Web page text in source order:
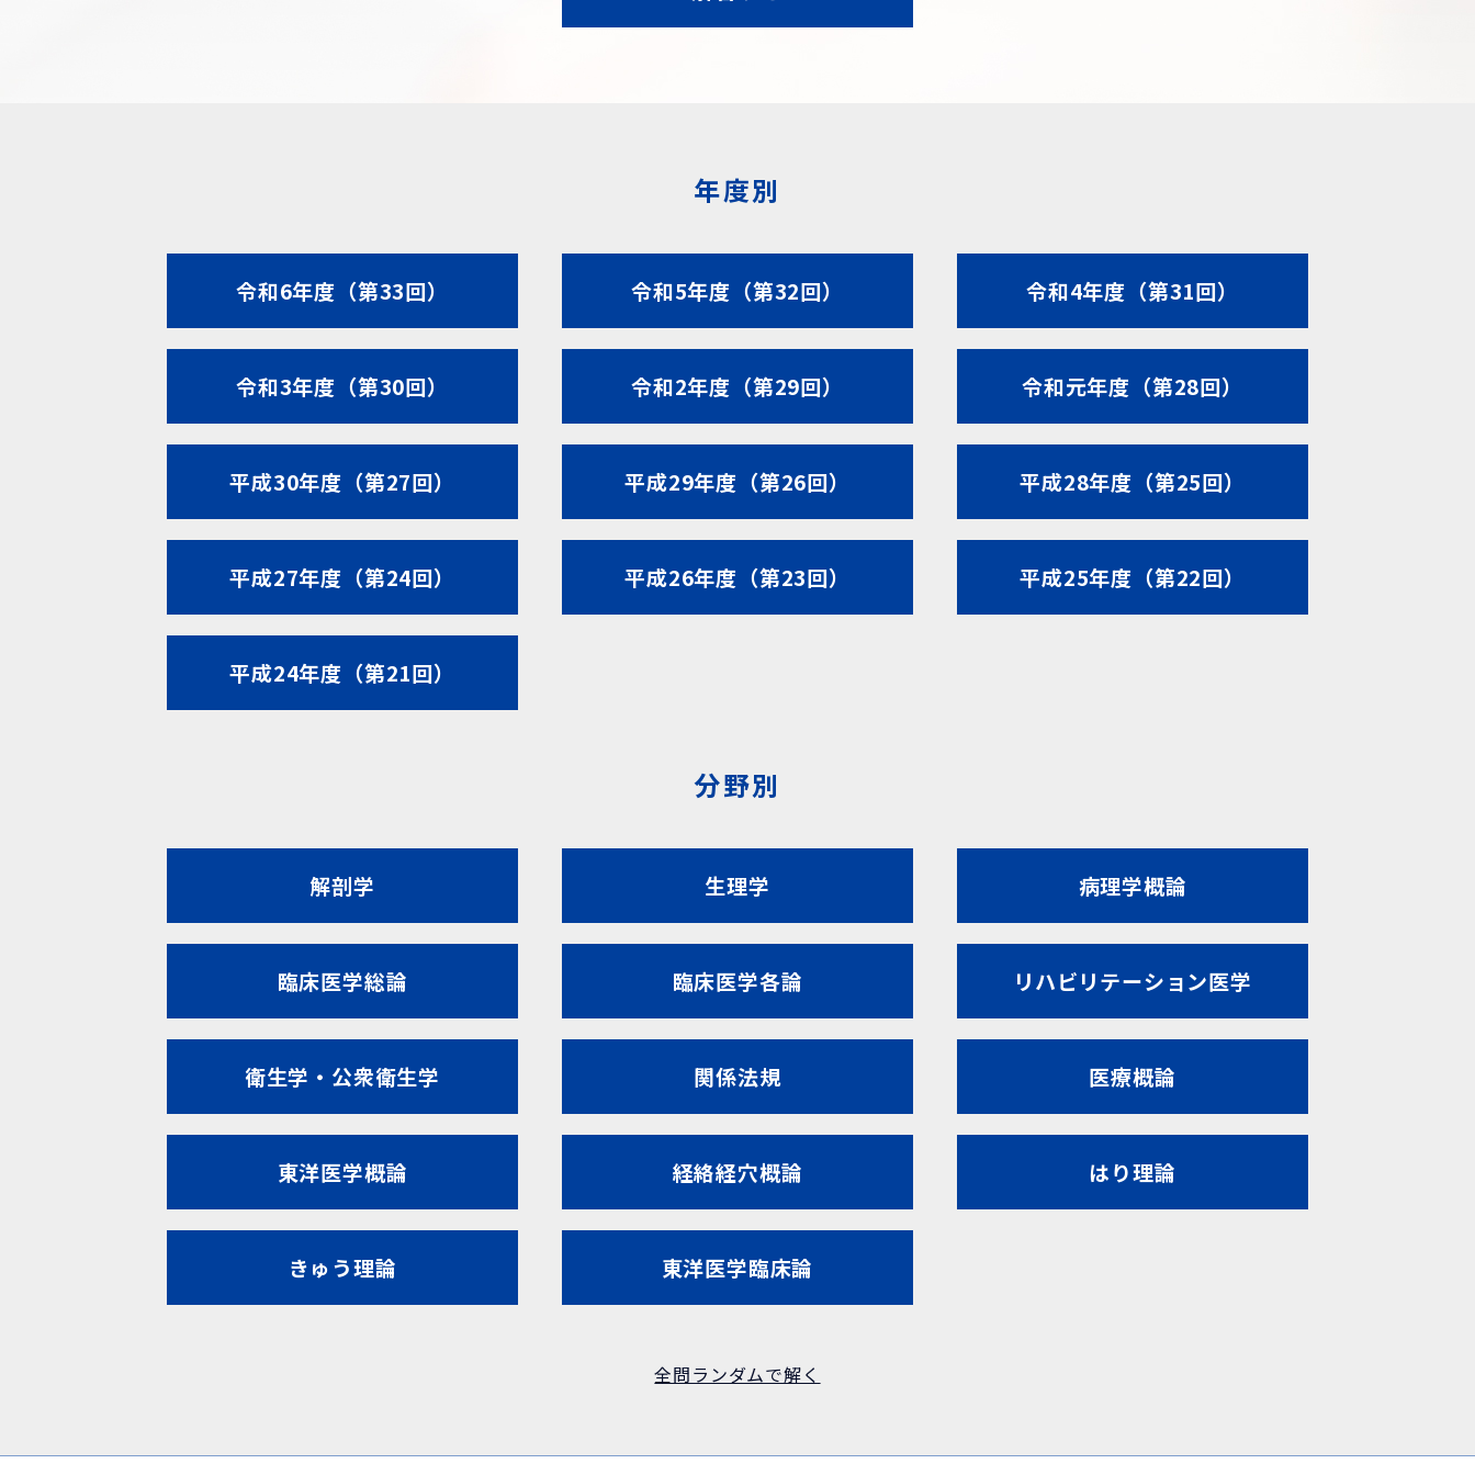
年度別
令和6年度（第33回） 令和5年度（第32回） 令和4年度（第31回）
令和3年度（第30回） 令和2年度（第29回） 令和元年度（第28回）
平成30年度（第27回） 平成29年度（第26回） 平成28年度（第25回）
平成27年度（第24回） 平成26年度（第23回） 平成25年度（第22回）
平成24年度（第21回）
分野別
解剖学 生理学 病理学概論
臨床医学総論 臨床医学各論 リハビリテーション医学
衛生学・公衆衛生学 関係法規 医療概論
東洋医学概論 経絡経穴概論 はり理論
きゅう理論 東洋医学臨床論
全問ランダムで解く